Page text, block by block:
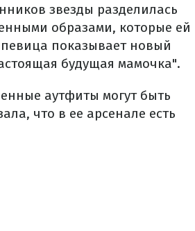
звезды разделилась
образами, которые ей
показывает новый
будущая мамочка".
аутфиты могут быть
что в ее арсенале есть